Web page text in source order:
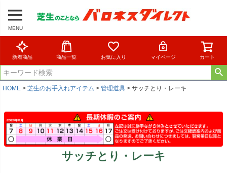
MENU
新着商品 商品一覧 お気に入り マイページ カート
HOME 芝生のお手入れアイテム 管理道具 サッチとり・レーキ
サッチとり・レーキ